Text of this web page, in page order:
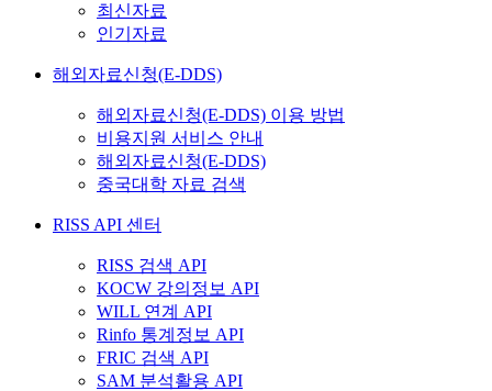
최신자료
인기자료
해외자료신청(E-DDS)
해외자료신청(E-DDS) 이용 방법
비용지원 서비스 안내
해외자료신청(E-DDS)
중국대학 자료 검색
RISS API 센터
RISS 검색 API
KOCW 강의정보 API
WILL 연계 API
Rinfo 통계정보 API
FRIC 검색 API
SAM 분석활용 API